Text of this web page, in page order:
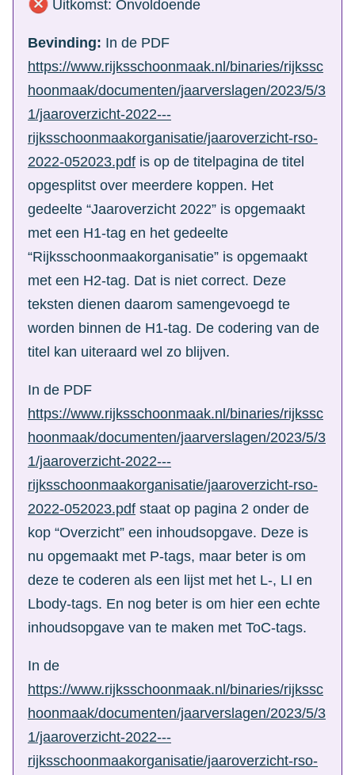
Uitkomst: Onvoldoende
Bevinding: In de PDF
https://www.rijksschoonmaak.nl/binaries/rijkssc
hoonmaak/documenten/jaarverslagen/2023/5/3
1/jaaroverzicht-2022---
rijksschoonmaakorganisatie/jaaroverzicht-rso-
2022-052023.pdf is op de titelpagina de titel
opgesplitst over meerdere koppen. Het
gedeelte “Jaaroverzicht 2022” is opgemaakt
met een H1-tag en het gedeelte
“Rijksschoonmaakorganisatie” is opgemaakt
met een H2-tag. Dat is niet correct. Deze
teksten dienen daarom samengevoegd te
worden binnen de H1-tag. De codering van de
titel kan uiteraard wel zo blijven.
In de PDF
https://www.rijksschoonmaak.nl/binaries/rijkssc
hoonmaak/documenten/jaarverslagen/2023/5/3
1/jaaroverzicht-2022---
rijksschoonmaakorganisatie/jaaroverzicht-rso-
2022-052023.pdf staat op pagina 2 onder de
kop “Overzicht” een inhoudsopgave. Deze is
nu opgemaakt met P-tags, maar beter is om
deze te coderen als een lijst met het L-, LI en
Lbody-tags. En nog beter is om hier een echte
inhoudsopgave van te maken met ToC-tags.
In de
https://www.rijksschoonmaak.nl/binaries/rijkssc
hoonmaak/documenten/jaarverslagen/2023/5/3
1/jaaroverzicht-2022---
rijksschoonmaakorganisatie/jaaroverzicht-rso-